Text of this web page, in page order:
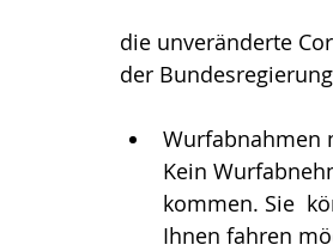
die unveränderte
der
Wurfabnahmen
Kein
kommen. Sie
Ihnen fahren